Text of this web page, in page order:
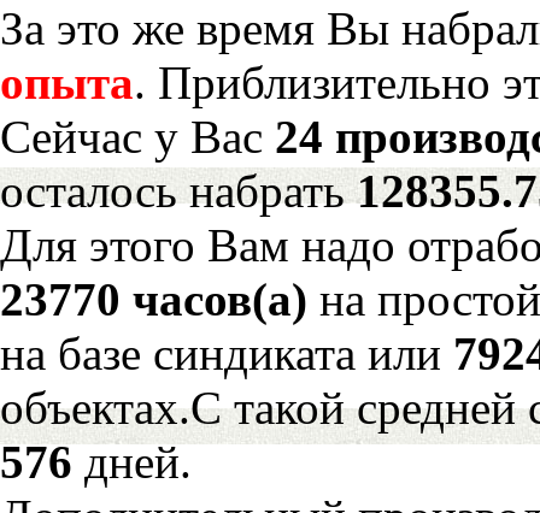
За это же время Вы
опыта. Приблизительно
Сейчас у Вас 24
осталось набрать
Для этого Вам надо
23770 часов(а) на
на базе синдиката или
объектах.С такой средней
576дней.